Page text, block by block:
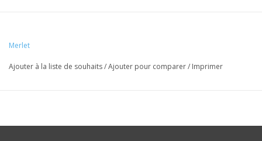
Merlet
Ajouter à la liste de souhaits/Ajouter pour comparer/ Imprimer